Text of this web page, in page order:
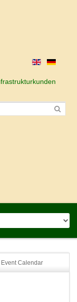
Event Calendar